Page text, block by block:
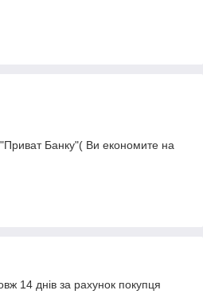
Банку"( Ви економите на
14 днів за рахунок покупця